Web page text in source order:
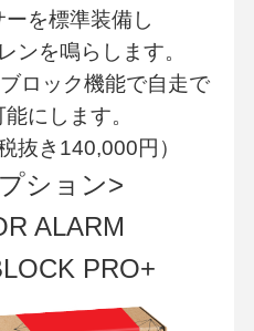
を標準装備し
ンを鳴らします。
ロック機能で自走で
にします。
抜き140,000円）
ション>
ALARM
PRO+